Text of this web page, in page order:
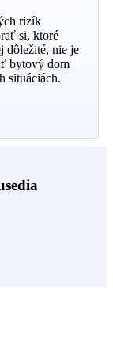
rizík
si, ktoré
dôležité, nie je
bytový dom
situáciách.